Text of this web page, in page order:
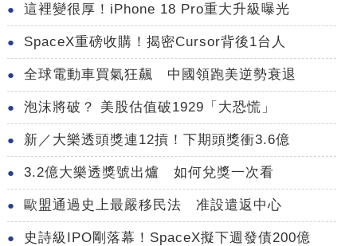
這裡變很厚！iPhone 18 Pro重大升級曝光
SpaceX重磅收購！揭密Cursor背後1台人
全球電動車買氣狂飆 中國領跑美逆勢衰退
泡沫將破？ 美股估值破1929「大恐慌」
新／大樂透頭獎連12摃！下期頭獎衝3.6億
3.2億大樂透獎號出爐 如何兌獎一次看
歐盟通過史上最嚴移民法 准設遣返中心
史詩級IPO剛落幕！SpaceX擬下週發債200億